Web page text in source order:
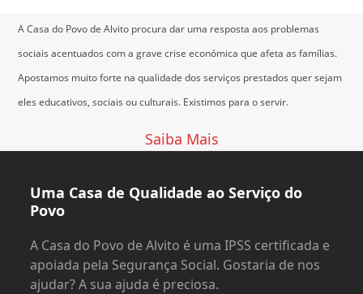
A Casa do Povo de Alvito procura dar uma resposta aos problemas
sociais acentuados com a grave crise económica que afeta as famílias.
Apostamos muito forte na qualidade dos serviços prestados quer sejam
eles educativos, sociais ou culturais. Existimos para o servir.
Saiba Mais
Uma Casa de Qualidade ao Serviço do
Povo
A Casa do Povo de Alvito é uma IPSS certificada e
apoiada pela Segurança Social. Gostaria de nos
ajudar? A sua ajuda é preciosa.